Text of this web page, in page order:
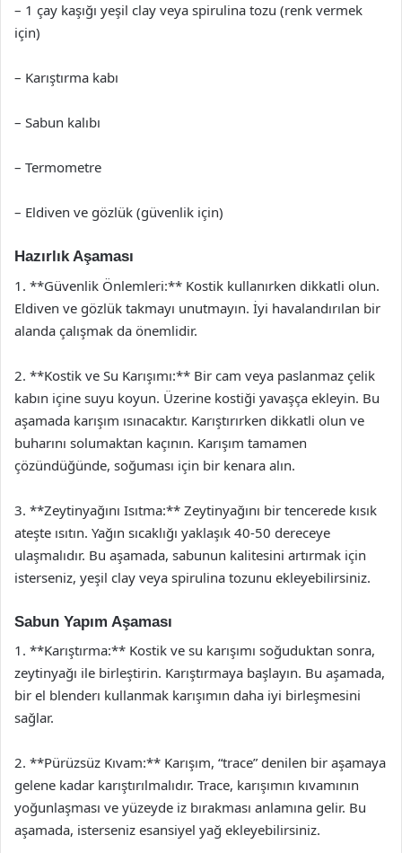
– 1 çay kaşığı yeşil clay veya spirulina tozu (renk vermek
için)
– Karıştırma kabı
– Sabun kalıbı
– Termometre
– Eldiven ve gözlük (güvenlik için)
Hazırlık Aşaması
1. **Güvenlik Önlemleri:** Kostik kullanırken dikkatli olun.
Eldiven ve gözlük takmayı unutmayın. İyi havalandırılan bir
alanda çalışmak da önemlidir.
2. **Kostik ve Su Karışımı:** Bir cam veya paslanmaz çelik
kabın içine suyu koyun. Üzerine kostiği yavaşça ekleyin. Bu
aşamada karışım ısınacaktır. Karıştırırken dikkatli olun ve
buharını solumaktan kaçının. Karışım tamamen
çözündüğünde, soğuması için bir kenara alın.
3. **Zeytinyağını Isıtma:** Zeytinyağını bir tencerede kısık
ateşte ısıtın. Yağın sıcaklığı yaklaşık 40-50 dereceye
ulaşmalıdır. Bu aşamada, sabunun kalitesini artırmak için
isterseniz, yeşil clay veya spirulina tozunu ekleyebilirsiniz.
Sabun Yapım Aşaması
1. **Karıştırma:** Kostik ve su karışımı soğuduktan sonra,
zeytinyağı ile birleştirin. Karıştırmaya başlayın. Bu aşamada,
bir el blenderı kullanmak karışımın daha iyi birleşmesini
sağlar.
2. **Pürüzsüz Kıvam:** Karışım, “trace” denilen bir aşamaya
gelene kadar karıştırılmalıdır. Trace, karışımın kıvamının
yoğunlaşması ve yüzeyde iz bırakması anlamına gelir. Bu
aşamada, isterseniz esansiyel yağ ekleyebilirsiniz.